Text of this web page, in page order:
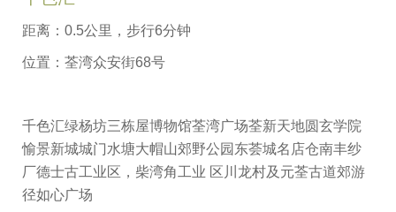
距离：0.5公里，步行6分钟
位置：荃湾众安街68号
千色汇绿杨坊三栋屋博物馆荃湾广场荃新天地圆玄学院
愉景新城城门水塘大帽山郊野公园东荟城名店仓南丰纱
厂德士古工业区，柴湾角工业 区川龙村及元荃古道郊游
径如心广场